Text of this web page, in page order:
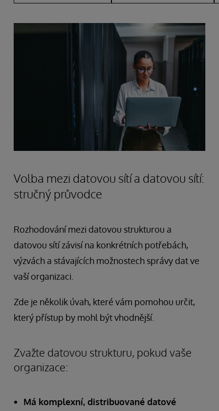
Volba mezi datovou sítí a datovou sítí:
stručný průvodce
Rozhodování mezi datovou strukturou a
datovou sítí závisí na konkrétních potřebách,
výzvách a stávajících možnostech správy dat ve
vaší organizaci.
Zde je několik úvah, které vám pomohou určit,
který přístup by mohl být vhodnější.
Zvažte datovou strukturu, pokud vaše
organizace:
Má komplexní, distribuované datové